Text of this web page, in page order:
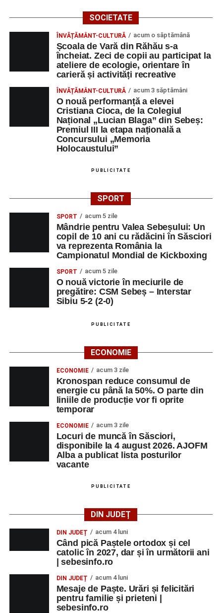
apoi în viața noastră, modul de adresare, tonul și gestica
sunt vitale.”
(Prof. Ciura Marinela)
Privind spre ediția următoare
În încheierea evenimentului, organizatorii au anunțat tema
ediției din 2027, dedicată relației dintre caracter, valori și
educație. După trei ediții care au abordat comunicarea
didactică, dinamica diferențelor, participarea și luarea
deciziilor, comunitatea Sinaxa Educațională își propune
să revină la întrebările fundamentale despre valorile care
stau la baza actului educațional și despre rolul
„Sinaxa Educațională”
profesori, dedicată susținerii unei educații centrate pe
valorile creștin-ortodoxe și pe formarea caracterului
elevilor. Născută din experiența duhovnicească și
formativă a Mănăstirii Oașa, Sinaxa își propune să
sprijine profesorii în regăsirea motivației interioare,
oferindu-le nu doar instrumente metodice actuale, ci și
contexte de sprijin reciproc, colaborare și reconectare la
vocația pedagogică autentică.
Urmărește-ne pe Google News
Ultimele știri din Sebeș
Primăria Sebeș a decis să reducă intensitatea
iluminatului public pe timpul nopții, în contextul
apelului la economii al Guvernului Bolojan
Duminică, 23 august 2026, Râpa Roșie găzduiește
2026 a adus emoție și aplauze la Sebeș
Messenger WhatsApp Twitter/X Email
SOCIETATE
ÎNVĂȚĂMÂNT-CULTURĂ acum o săptămână
Școala de Vară din Răhău s-a
încheiat. Zeci de copii au participat la
ateliere de ecologie, orientare în
carieră și activități recreative
ÎNVĂȚĂMÂNT-CULTURĂ acum 3 săptămâni
O nouă performanță a elevei
Cristiana Cioca, de la Colegiul
Național „Lucian Blaga” din Sebeș:
Premiul III la etapa națională a
Concursului „Memoria
Holocaustului”
PUBLICITATE
SPORT
SPORT acum 5 zile
Mândrie pentru Valea Sebeșului: Un
copil de 10 ani cu rădăcini în Săsciori
va reprezenta România la
Campionatul Mondial de Kickboxing
SPORT acum 5 zile
O nouă victorie în meciurile de
pregătire: CSM Sebeș – Interstar
Sibiu 5-2 (2-0)
PUBLICITATE
ECONOMIE
ECONOMIE acum 3 zile
Kronospan reduce consumul de
energie cu până la 50%. O parte din
liniile de producție vor fi oprite
temporar
ECONOMIE acum 3 zile
Locuri de muncă în Săsciori,
disponibile la 4 august 2026. AJOFM
Alba a publicat lista posturilor
vacante
PUBLICITATE
DIN JUDEȚ
DIN JUDEȚ acum 4 luni
Când pică Paștele ortodox și cel
catolic în 2027, dar și în următorii ani
| sebesinfo.ro
DIN JUDEȚ acum 4 luni
Mesaje de Paște. Urări și felicitări
pentru familie și prieteni |
sebesinfo.ro